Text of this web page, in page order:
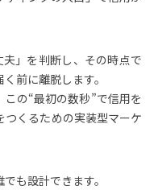
」を判断し、その時点で
前に離脱します。
の“最初の数秒”で信用を
くるための実装型マーケ
も設計できます。